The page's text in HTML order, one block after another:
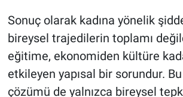
Sonuç olarak kadına yönelik
bireysel trajedilerin toplamı
eğitime, ekonomiden kültüre
etkileyen yapısal bir sorundur.
çözümü de yalnızca bireysel